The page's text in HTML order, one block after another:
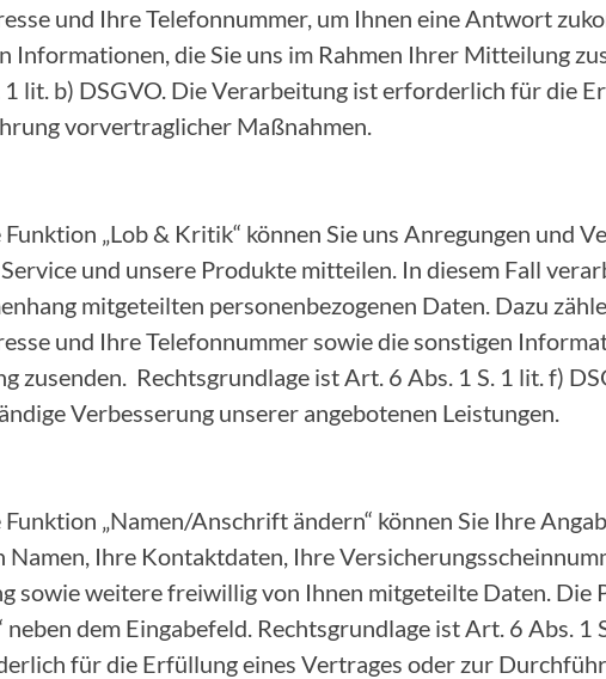
und Ihre Telefonnummer, um Ihnen eine Antwort
Informationen, die Sie uns im Rahmen Ihrer Mitteilung
1 lit. b) DSGVO. Die Verarbeitung ist erforderlich für die
vorvertraglicher Maßnahmen.
„Lob & Kritik“ können Sie uns Anregungen und
und unsere Produkte mitteilen. In diesem Fall
mitgeteilten personenbezogenen Daten. Dazu
und Ihre Telefonnummer sowie die sonstigen
zusenden. Rechtsgrundlage ist Art. 6 Abs. 1 S. 1 lit. f)
Verbesserung unserer angebotenen Leistungen.
„Namen/Anschrift ändern“ können Sie Ihre
Namen, Ihre Kontaktdaten, Ihre
sowie weitere freiwillig von Ihnen mitgeteilte Daten. Die
neben dem Eingabefeld. Rechtsgrundlage ist Art. 6 Abs.
für die Erfüllung eines Vertrages oder zur